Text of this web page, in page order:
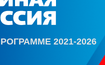
2021-2026